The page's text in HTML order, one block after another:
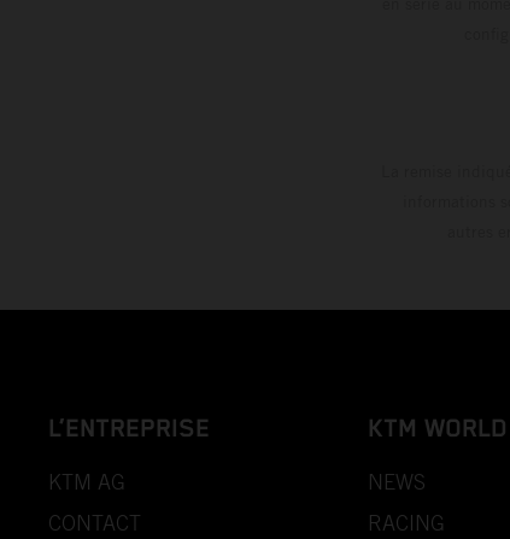
L’ENTREPRISE
KTM AG
CONTACT
KTM WORLD
NEWS
RACING